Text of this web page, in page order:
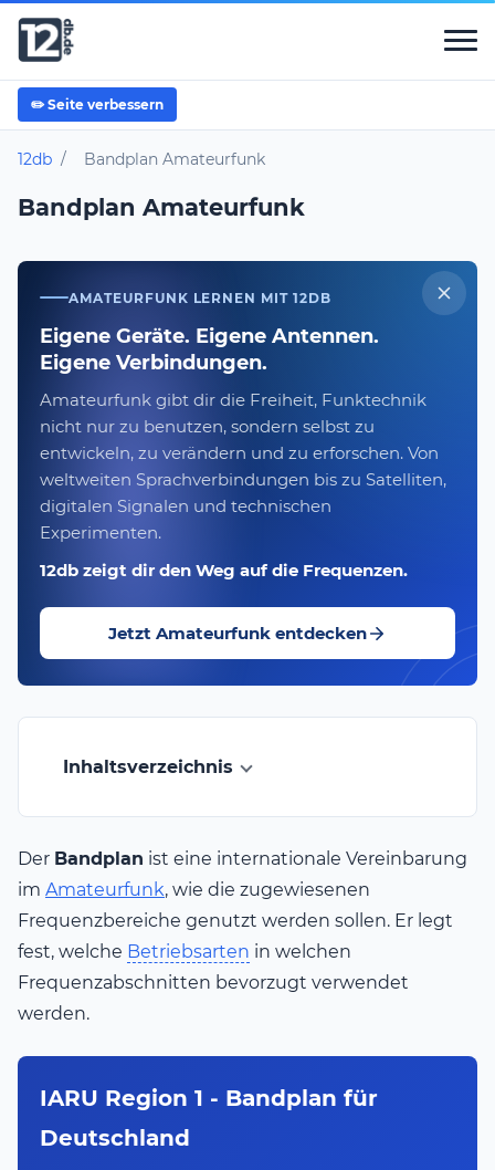
✏️ Seite verbessern
12db / Bandplan Amateurfunk
Bandplan Amateurfunk
AMATEURFUNK LERNEN MIT 12DB
Eigene Geräte. Eigene Antennen.
Eigene Verbindungen.
Amateurfunk gibt dir die Freiheit, Funktechnik
nicht nur zu benutzen, sondern selbst zu
entwickeln, zu verändern und zu erforschen. Von
weltweiten Sprachverbindungen bis zu Satelliten,
digitalen Signalen und technischen
Experimenten.
12db zeigt dir den Weg auf die Frequenzen.
Jetzt Amateurfunk entdecken
Inhaltsverzeichnis
Der Bandplan ist eine internationale Vereinbarung
im Amateurfunk, wie die zugewiesenen
Frequenzbereiche genutzt werden sollen. Er legt
fest, welche Betriebsarten in welchen
Frequenzabschnitten bevorzugt verwendet
werden.
IARU Region 1 - Bandplan für
Deutschland